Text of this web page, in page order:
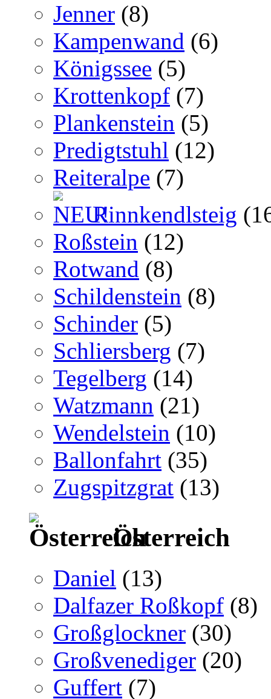
Jenner (8)
Kampenwand (6)
Königssee (5)
Krottenkopf (7)
Plankenstein (5)
Predigtstuhl (12)
Reiteralpe (7)
Rinnkendlsteig
Roßstein (12)
Rotwand (8)
Schildenstein (8)
Schinder (5)
Schliersberg (7)
Tegelberg (14)
Watzmann (21)
Wendelstein (10)
Ballonfahrt (35)
Zugspitzgrat (13)
Österreich
Daniel (13)
Dalfazer Roßkopf (8)
Großglockner (30)
Großvenediger (20)
Guffert (7)